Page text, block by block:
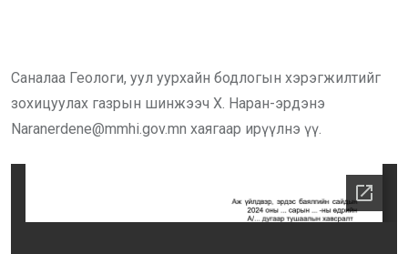
Саналаа Геологи, уул уурхайн бодлогын хэрэгжилтийг
зохицуулах газрын шинжээч Х. Наран-эрдэнэ
Naranerdene@mmhi.gov.mn хаягаар ирүүлнэ үү.